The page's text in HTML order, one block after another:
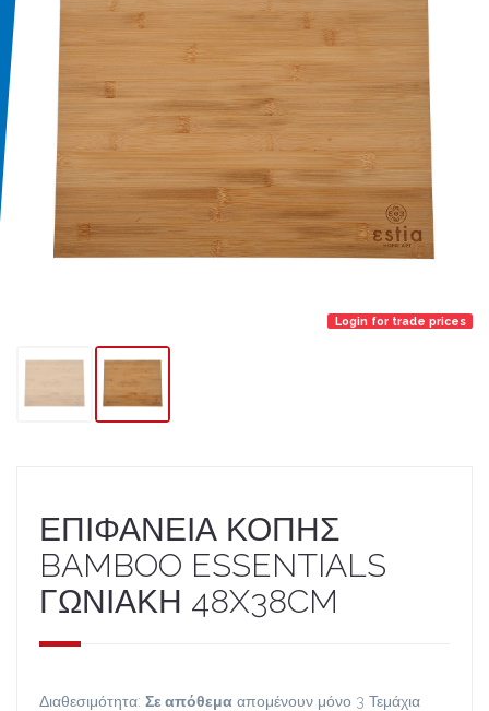
Login for trade prices
ΕΠΙΦΑΝΕΙΑ ΚΟΠΗΣ
BAMBOO ESSENTIALS
ΓΩΝΙΑΚΗ 48X38CM
Διαθεσιμότητα: Σε απόθεμα απομένουν μόνο 3 Τεμάχια